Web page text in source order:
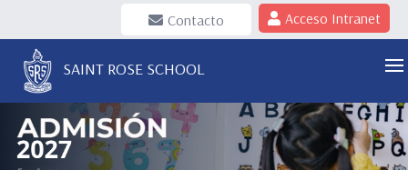
Contacto Acceso Intranet
SAINT ROSE SCHOOL